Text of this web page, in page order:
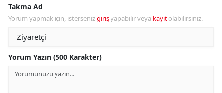
Takma Ad
Yorum yapmak için, istersenizgirişyapabilir veya kayıt olabilirsiniz.
Yorum Yazın (500 Karakter)